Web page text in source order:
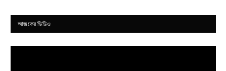
আজকের ভিডিও